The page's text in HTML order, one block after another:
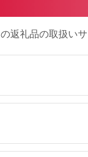
返礼品の取扱いサ